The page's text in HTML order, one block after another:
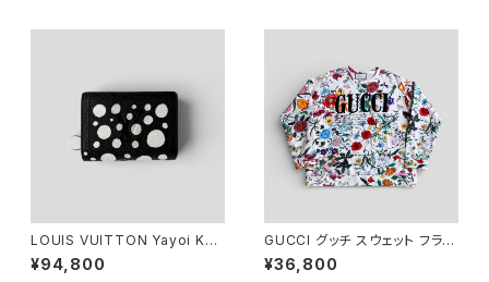
LOUIS VUITTON Yayoi Kus
ama × Louis Vuitton Cléa
Wallet Black
¥94,800
GUCCI グッチ スウェット フラワ
ー アイボリー 総柄 M 469250
XJAR4
¥36,800